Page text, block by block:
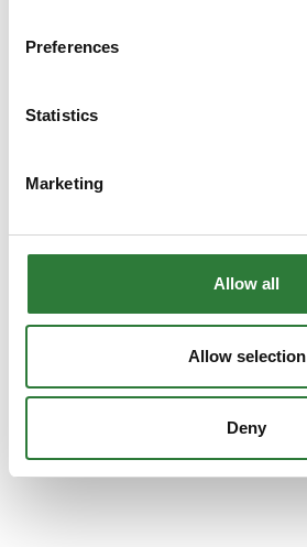
Preferences
Statistics
Marketing
Allow all
Allow selection
Deny